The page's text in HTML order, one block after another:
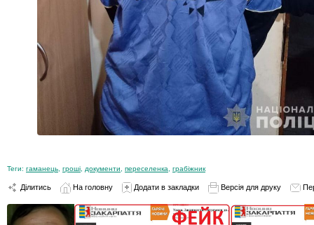
Теги: гаманець гроші документи переселенка грабіжник
Ділитись На головну Додати в закладки Версія для друку